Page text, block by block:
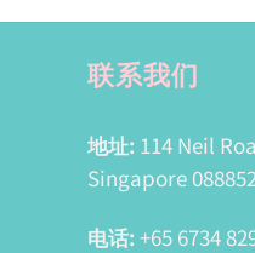
联系我们
地址: 114 Neil
Singapore
电话: +65 6734